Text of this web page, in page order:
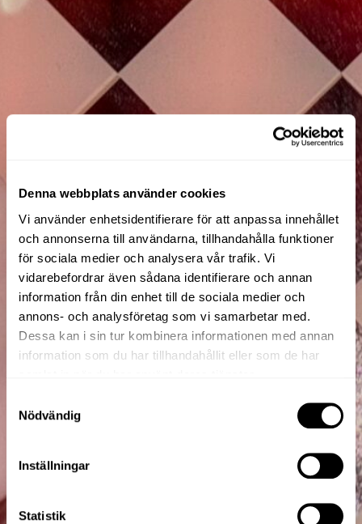
Denna webbplats använder cookies
Vi använder enhetsidentifierare för att anpassa innehållet
och annonserna till användarna, tillhandahålla funktioner
för sociala medier och analysera vår trafik. Vi
vidarebefordrar även sådana identifierare och annan
information från din enhet till de sociala medier och
annons- och analysföretag som vi samarbetar med.
Dessa kan i sin tur kombinera informationen med annan
information som du har tillhandahållit eller som de har
Nödvändig
Inställningar
Statistik